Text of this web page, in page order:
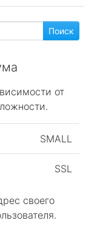
от
SMALL
SSL
своего